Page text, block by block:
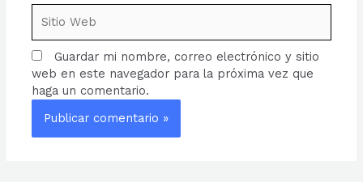
Web
Guardar mi nombre, correo electrónico y sitio
web en este navegador para la próxima vez que
haga un comentario.